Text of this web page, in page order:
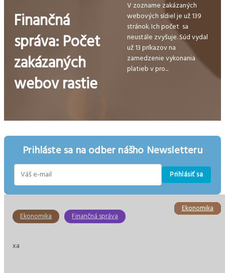
Finančná
správa: Počet
zakázaných
webov rastie
V zozname zakázaných
webových sídiel je už 139
stránok. Ich počet sa
neustále zvyšuje. Súd vydal
už 13 príkazov na
zamedzenie vykonania
platieb v pro...
Prihláste sa na odber nášho Newsletteru
Prihlásiť sa
Ekonomika Finančná správa
xa
Ekonomika
Ekonomika
Ekonomika
Ekonomika
Ekonomika
Ekonomika